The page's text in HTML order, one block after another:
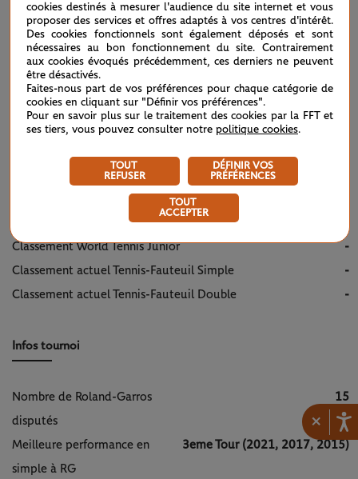
×
INFOS PALMARÈS
Profil
Nombre de titres en simple
Nombre de titres en double
Meilleur classement double
Classement actuel simple
Classement actuel double
Classement World Tennis Junior
-
Classement actuel Tennis-Fauteuil Simple
-
Classement actuel Tennis-Fauteuil Double
-
Infos tournoi
Nombre de Roland-Garros
disputés
15
Meilleure performance en
simple à RG
3eme Tour (2021, 2017, 2015)
cookies destinés à mesurer l'audience du site internet et vous
proposer des services et offres adaptés à vos centres d'intérêt.
Des cookies fonctionnels sont également déposés et sont
nécessaires au bon fonctionnement du site. Contrairement
aux cookies évoqués précédemment, ces derniers ne peuvent
être désactivés.
Faites-nous part de vos préférences pour chaque catégorie de
cookies en cliquant sur "Définir vos préférences".
Pour en savoir plus sur le traitement des cookies par la FFT et
ses tiers, vous pouvez consulter notre politique cookies.
TOUT
REFUSER
DÉFINIR VOS
PRÉFÉRENCES
TOUT
ACCEPTER